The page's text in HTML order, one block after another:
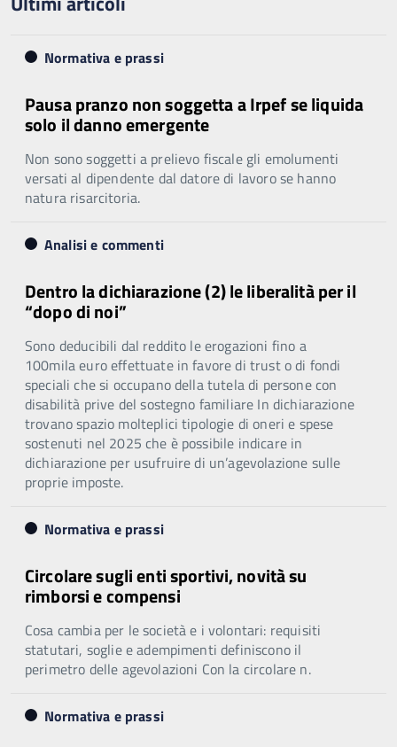
Normativa e prassi
Pausa pranzo non soggetta a Irpef se liquida
solo il danno emergente
Non sono soggetti a prelievo fiscale gli emolumenti
versati al dipendente dal datore di lavoro se hanno
natura risarcitoria.
Analisi e commenti
Dentro la dichiarazione (2) le liberalità per il
“dopo di noi”
Sono deducibili dal reddito le erogazioni fino a
100mila euro effettuate in favore di trust o di fondi
speciali che si occupano della tutela di persone con
disabilità prive del sostegno familiare In dichiarazione
trovano spazio molteplici tipologie di oneri e spese
sostenuti nel 2025 che è possibile indicare in
dichiarazione per usufruire di un’agevolazione sulle
proprie imposte.
Normativa e prassi
Circolare sugli enti sportivi, novità su
rimborsi e compensi
Cosa cambia per le società e i volontari: requisiti
statutari, soglie e adempimenti definiscono il
perimetro delle agevolazioni Con la circolare n.
Normativa e prassi